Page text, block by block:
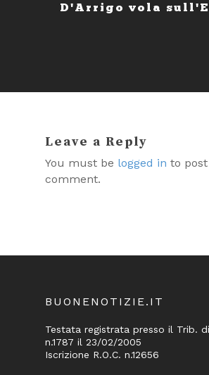
D'Arrigo vola
Leave a Reply
You must be logged in to post
comment.
BUONENOTIZIE.IT
Testata registrata presso il Trib.
n.1787 il 23/02/2005
Iscrizione R.O.C. n.12656